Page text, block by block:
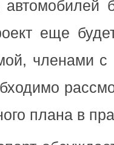
еще
членами
плана в